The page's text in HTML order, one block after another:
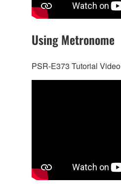
Using Metronome
PSR-E373 Tutorial Video